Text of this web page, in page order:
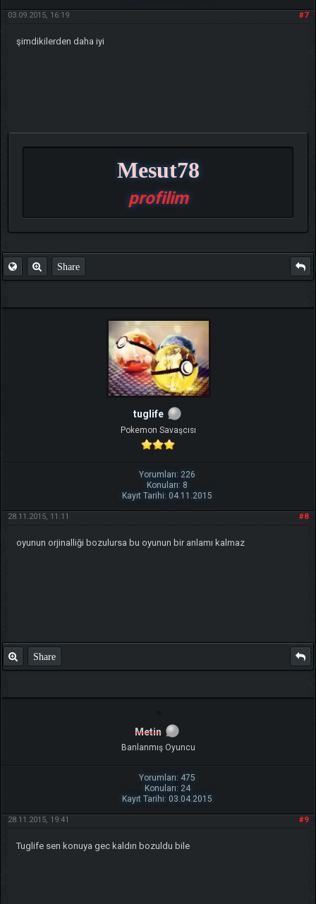
#7
03.09.2015, 16:19
şimdikilerden daha iyi
Mesut78
profilim
Share
tuglife
Pokemon Savaşcısı
Yorumları: 226
Konuları: 8
Kayıt Tarihi: 04.11.2015
#8
28.11.2015, 11:11
oyunun orjinalliği bozulursa bu oyunun bir anlamı kalmaz
Share
Metin
Banlanmış Oyuncu
Yorumları: 475
Konuları: 24
Kayıt Tarihi: 03.04.2015
#9
28.11.2015, 19:41
Tuglife sen konuya gec kaldın bozuldu bile